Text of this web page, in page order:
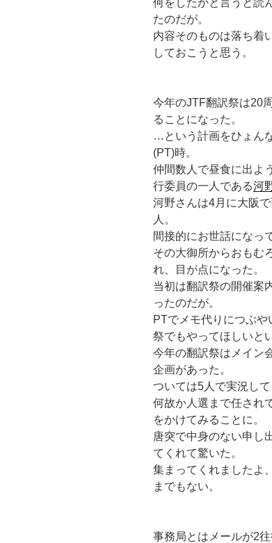
たのだが。
内容そのものは落ち着
しておこうと思う。
今年のJTF翻訳祭は20
ることになった。
…という計画をひょん
(PT)時。
仲間数人で昼食に出よ
行委員の一人である河
河野さんは4月に大阪
人。
間接的にお世話になっ
その大御所からおもむ
れ、目が点になった。
当初は翻訳祭の開催案
ったのだが。
PTでメモ代りにつぶ
祭でもやってほしいと
今年の翻訳祭はメイン
企画があった。
ついては5人で実況し
何故か人選まで任され
をかけてみることに。
唐突で中身のない申し
てくれて驚いた。
集まってくれましたよ
までもない。
事務局とはメールが2